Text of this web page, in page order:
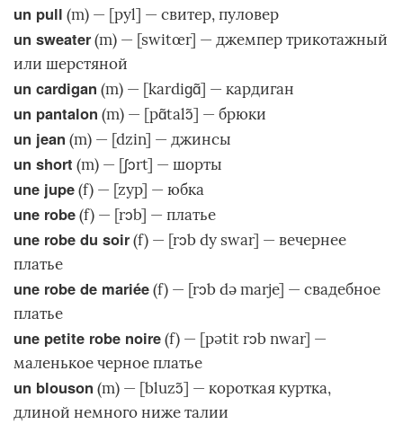
un pull (m) — [pyl] — свитер, пуловер
un sweater(m) — [switœr] — джемпер трикотажный
или шерстяной
un cardigan (m) — [kardiɡɑ̃] — кардиган
un pantalon (m) — [pɑ̃talɔ̃] — брюки
un jean (m) — [dzin] — джинсы
un short (m) — [ʃɔrt] — шорты
une jupe(f) — [zyp] — юбка
une robe(f) — [rɔb] — платье
une robe du soir(f) — [rɔb dy swar] — вечернее
платье
une robe de mariée(f) — [rɔb də marje] — свадебное
платье
une petite robe noire(f) — [pətit rɔb nwar] —
маленькое черное платье
un blouson (m) — [bluzɔ̃] — короткая куртка,
длиной немного ниже талии